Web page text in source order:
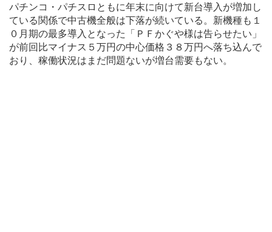
パチンコ・パチスロともに年末に向けて新台導入が増加し
ている関係で中古機全般は下落が続いている。新機種も１
０月期の最多導入となった「ＰＦかぐや様は告らせたい」
が前回比マイナス５万円の中心価格３８万円へ落ち込んで
おり、稼働状況はまだ問題ないが増台需要もない。